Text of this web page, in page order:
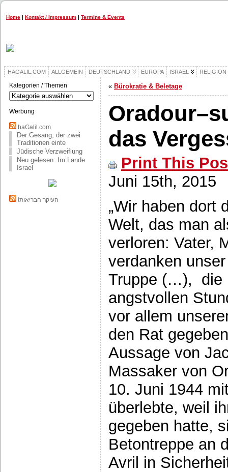
Home | Kontakt / Impressum | Termine & Events
HAGALIL.COM ALLGEMEIN DEUTSCHLAND EUROPA ISRAEL RELIGION
Kategorien / Themen
Kategorien
/
Themen
Werbung
haGalil.com
Der Gesang, der zwei
Traditionen einte
Jüdische Verzweiflung
Neu gelesen: Im Lande
Israel
!העיקר הבריאות
« Bürokratie & Beletage
das
Print This
Juni 15th, 2015
„Wir haben dort
Welt, das man
verloren: Vater,
verdanken
Truppe (…), die
angstvollen
vor allem
den Rat
Aussage von
Massaker von
10. Juni 1944
überlebte, weil
gegeben hatte,
Betontreppe an
Avril in